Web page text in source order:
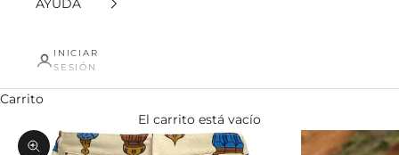
AYUDA
INICIAR
SESIÓN
Carrito
El carrito está vacío